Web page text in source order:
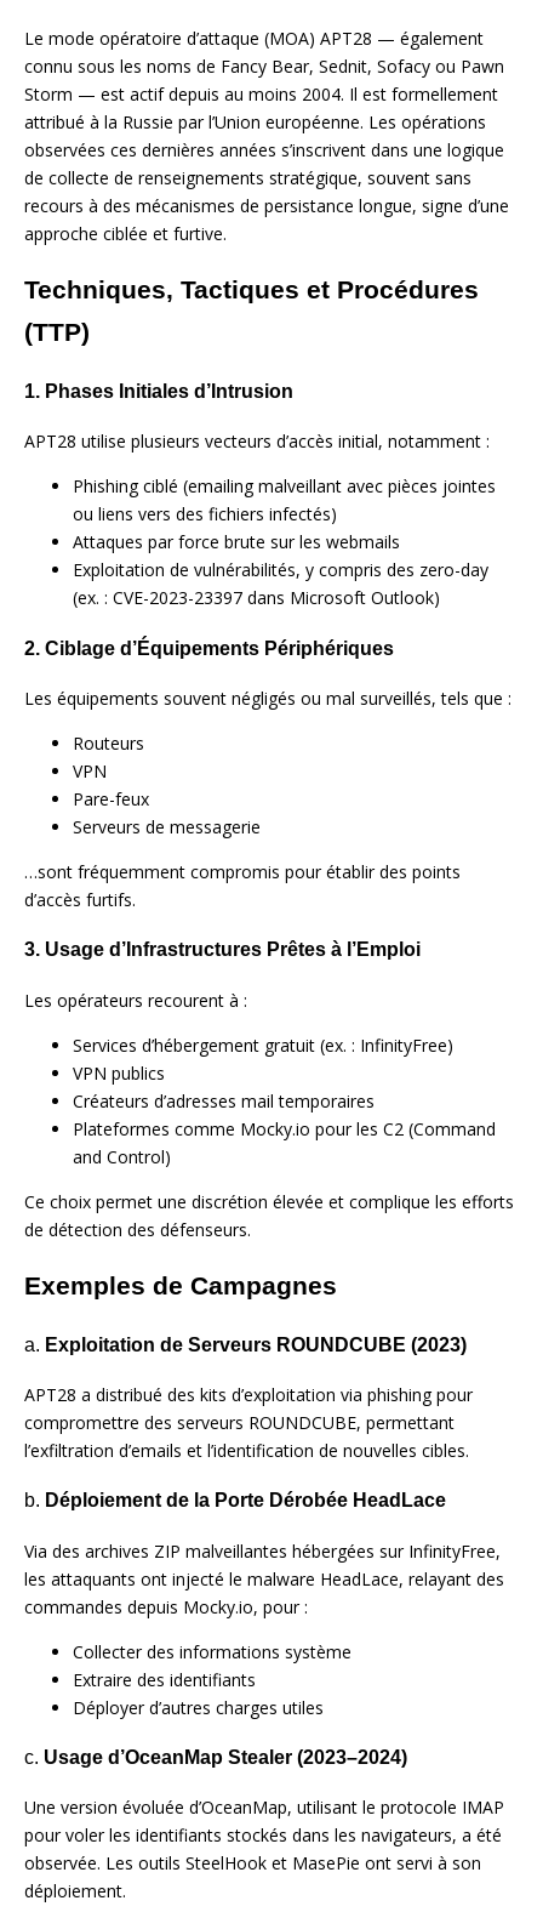
Le mode opératoire d’attaque (MOA) APT28 — également
connu sous les noms de Fancy Bear, Sednit, Sofacy ou Pawn
Storm — est actif depuis au moins 2004. Il est formellement
attribué à la Russie par l’Union européenne. Les opérations
observées ces dernières années s’inscrivent dans une logique
de collecte de renseignements stratégique, souvent sans
recours à des mécanismes de persistance longue, signe d’une
approche ciblée et furtive.
Techniques, Tactiques et Procédures
(TTP)
1. Phases Initiales d’Intrusion
APT28 utilise plusieurs vecteurs d’accès initial, notamment :
Phishing ciblé (emailing malveillant avec pièces jointes
ou liens vers des fichiers infectés)
Attaques par force brute sur les webmails
Exploitation de vulnérabilités, y compris des zero-day
(ex. : CVE-2023-23397 dans Microsoft Outlook)
2. Ciblage d’Équipements Périphériques
Les équipements souvent négligés ou mal surveillés, tels que :
Routeurs
VPN
Pare-feux
Serveurs de messagerie
…sont fréquemment compromis pour établir des points
d’accès furtifs.
3. Usage d’Infrastructures Prêtes à l’Emploi
Les opérateurs recourent à :
Services d’hébergement gratuit (ex. : InfinityFree)
VPN publics
Créateurs d’adresses mail temporaires
Plateformes comme Mocky.io pour les C2 (Command
and Control)
Ce choix permet une discrétion élevée et complique les efforts
de détection des défenseurs.
Exemples de Campagnes
a. Exploitation de Serveurs ROUNDCUBE (2023)
APT28 a distribué des kits d’exploitation via phishing pour
compromettre des serveurs ROUNDCUBE, permettant
l’exfiltration d’emails et l’identification de nouvelles cibles.
b. Déploiement de la Porte Dérobée HeadLace
Via des archives ZIP malveillantes hébergées sur InfinityFree,
les attaquants ont injecté le malware HeadLace, relayant des
commandes depuis Mocky.io, pour :
Collecter des informations système
Extraire des identifiants
Déployer d’autres charges utiles
c. Usage d’OceanMap Stealer (2023–2024)
Une version évoluée d’OceanMap, utilisant le protocole IMAP
pour voler les identifiants stockés dans les navigateurs, a été
observée. Les outils SteelHook et MasePie ont servi à son
déploiement.